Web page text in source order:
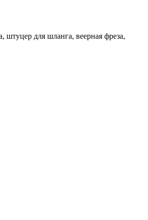
штуцер для шланга, веерная фреза,